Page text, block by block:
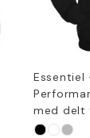
Essentiel
med delt